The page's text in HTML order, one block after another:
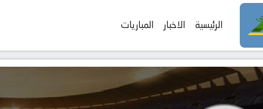
الرئيسية الاخبار المباريات